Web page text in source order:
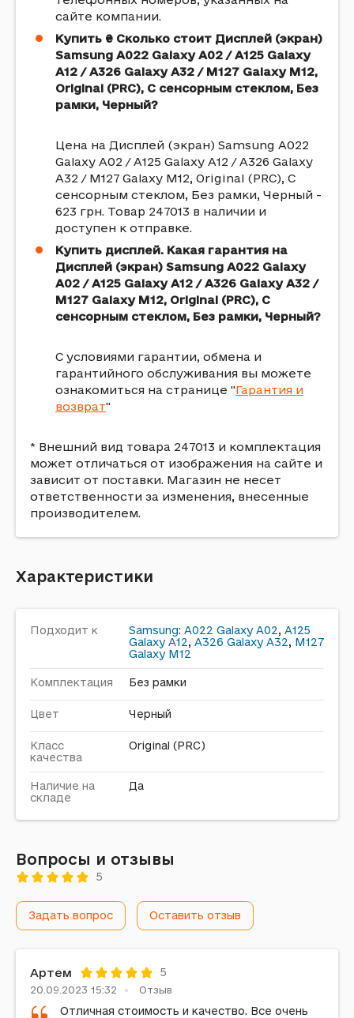
сайте компании.
Купить ₴ Сколько стоит Дисплей (экран)
Samsung A022 Galaxy A02 / A125 Galaxy
A12 / A326 Galaxy A32 / M127 Galaxy M12,
Original (PRC), С сенсорным стеклом, Без
рамки, Черный?
Цена на Дисплей (экран) Samsung A022
Galaxy A02 / A125 Galaxy A12 / A326 Galaxy
A32 / M127 Galaxy M12, Original (PRC), С
сенсорным стеклом, Без рамки, Черный -
623 грн. Товар 247013 в наличии и
доступен к отправке.
Купить дисплей. Какая гарантия на
Дисплей (экран) Samsung A022 Galaxy
A02 / A125 Galaxy A12 / A326 Galaxy A32 /
M127 Galaxy M12, Original (PRC), С
сенсорным стеклом, Без рамки, Черный?
С условиями гарантии, обмена и
гарантийного обслуживания вы можете
ознакомиться на странице "Гарантия и
возврат"
* Внешний вид товара 247013 и комплектация
может отличаться от изображения на сайте и
зависит от поставки. Магазин не несет
ответственности за изменения, внесенные
производителем.
Характеристики
Подходит к Samsung: A022 Galaxy A02, A125
Galaxy A12, A326 Galaxy A32, M127
Galaxy M12
Комплектация Без рамки
Цвет Черный
Класс
качества
Original (PRC)
Наличие на
складе
Да
Вопросы и отзывы
5
Задать вопрос Оставить отзыв
Артем 5
20.09.2023 15:32 Отзыв
Отличная стоимость и качество. Все очень